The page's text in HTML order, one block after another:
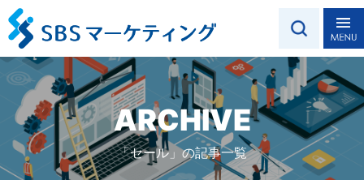
ARCHIVE
「セール」の記事一覧